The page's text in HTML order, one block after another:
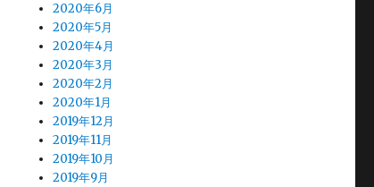
2020年6月
2020年5月
2020年4月
2020年3月
2020年2月
2020年1月
2019年12月
2019年11月
2019年10月
2019年9月